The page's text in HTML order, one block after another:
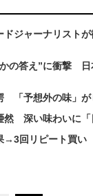
ジャーナリスト
の答え”に衝撃
「予想外の味」が
深い味わいに「
→3回リピート買